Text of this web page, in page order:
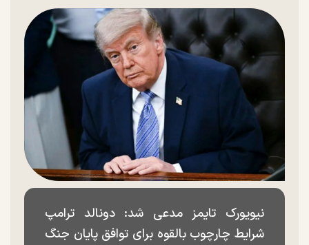
نیویورک تایمز مدعی شد: دونالد ترامپ
شرایط چارچوب بالقوه برای توافق پایان جنگ